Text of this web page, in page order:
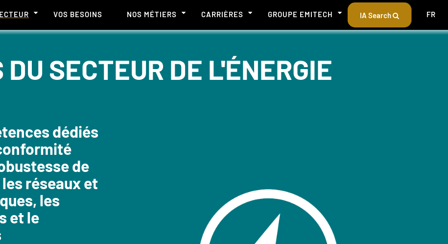
VOS BESOINS NOS MÉTIERS CARRIÈRES GROUPE EMITECH IA Search FR
SECTEUR DE L'ÉNERGIE
dédiés
de
réseaux et
les
et le